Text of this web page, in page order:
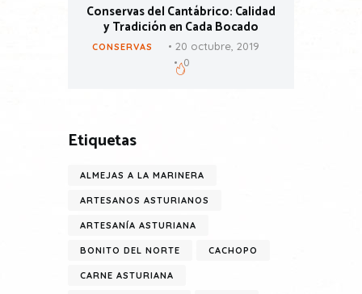
Conservas del Cantábrico: Calidad
y Tradición en Cada Bocado
CONSERVAS
20 octubre, 2019
0
Etiquetas
ALMEJAS A LA MARINERA
ARTESANOS ASTURIANOS
ARTESANÍA ASTURIANA
BONITO DEL NORTE CACHOPO
CARNE ASTURIANA